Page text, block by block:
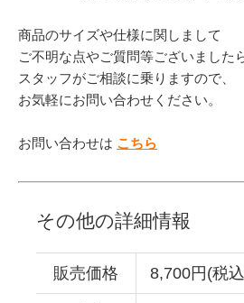
商品のサイズや仕様に関しまして
ご不明な点やご質問等ございました
スタッフがご相談に乗りますので、
お気軽にお問い合わせください。
お問い合わせは こちら
その他の詳細情報
販売価格 8,700円(税